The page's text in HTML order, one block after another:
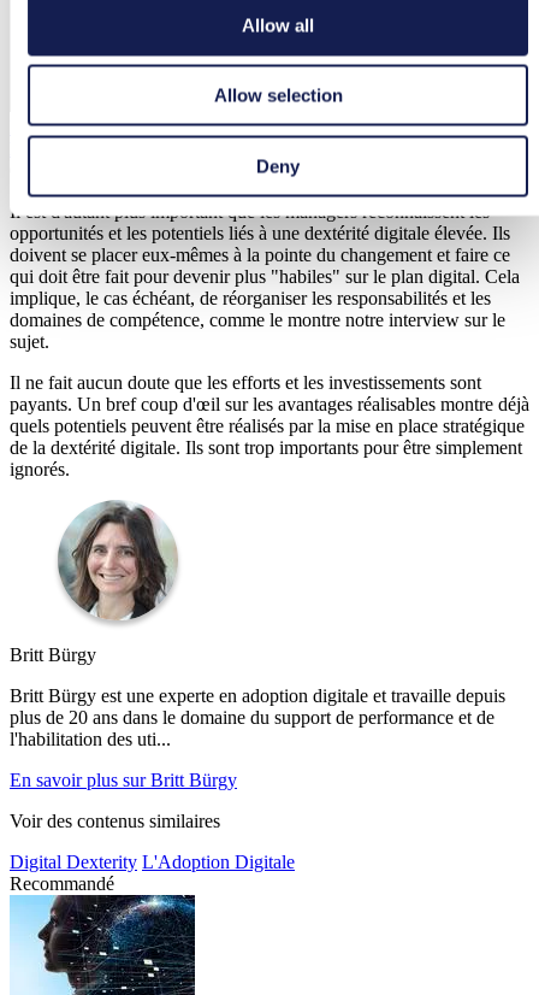
Allow all
Allow selection
Deny
Dextérité digitale - les entreprises habiles numériquement ont une
Il est d'autant plus important que les managers reconnaissent les
opportunités et les potentiels liés à une dextérité digitale élevée. Ils
doivent se placer eux-mêmes à la pointe du changement et faire ce
qui doit être fait pour devenir plus "habiles" sur le plan digital. Cela
implique, le cas échéant, de réorganiser les responsabilités et les
domaines de compétence, comme le montre notre interview sur le
sujet.
Il ne fait aucun doute que les efforts et les investissements sont
payants. Un bref coup d'œil sur les avantages réalisables montre déjà
quels potentiels peuvent être réalisés par la mise en place stratégique
de la dextérité digitale. Ils sont trop importants pour être simplement
ignorés.
Britt Bürgy
Britt Bürgy est une experte en adoption digitale et travaille depuis
plus de 20 ans dans le domaine du support de performance et de
l'habilitation des uti...
En savoir plus sur Britt Bürgy
Voir des contenus similaires
Digital Dexterity L'Adoption Digitale
Recommandé